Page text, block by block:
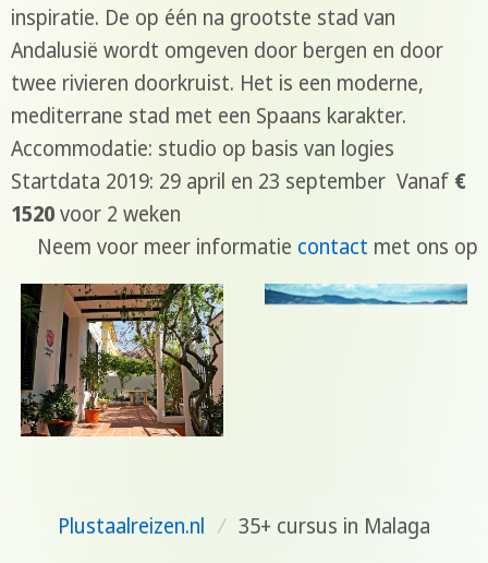
inspiratie. De op één na grootste stad van
Andalusië wordt omgeven door bergen en door
twee rivieren doorkruist. Het is een moderne,
mediterrane stad met een Spaans karakter.
Accommodatie: studio op basis van logies
Startdata 2019: 29 april en 23 september Vanaf €
1520voor 2 weken
Neem voor meer informatie contact met ons op
Plustaalreizen.nl / 35+ cursus in Malaga